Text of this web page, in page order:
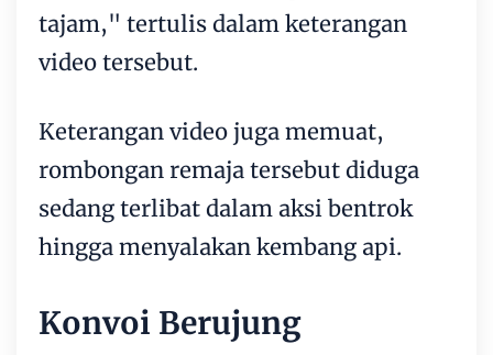
tajam," tertulis dalam keterangan
video tersebut.
Keterangan video juga memuat,
rombongan remaja tersebut diduga
sedang terlibat dalam aksi bentrok
hingga menyalakan kembang api.
Konvoi Berujung